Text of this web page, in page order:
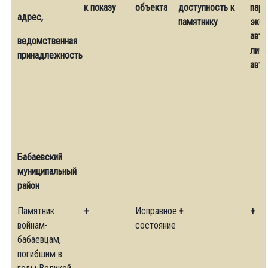
адрес,
ведомственная
принадлежность
к показу объекта
доступность к
памятнику
Бабаевский
муниципальный
район
Памятник
войнам-
бабаевцам,
погибшим в
+
Исправное
состояние
+ +